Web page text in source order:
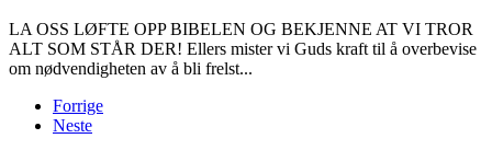
LA OSS LØFTE OPP BIBELEN OG BEKJENNE AT VI TROR
ALT SOM STÅR DER! Ellers mister vi Guds kraft til å overbevise
om nødvendigheten av å bli frelst...
Forrige
Neste